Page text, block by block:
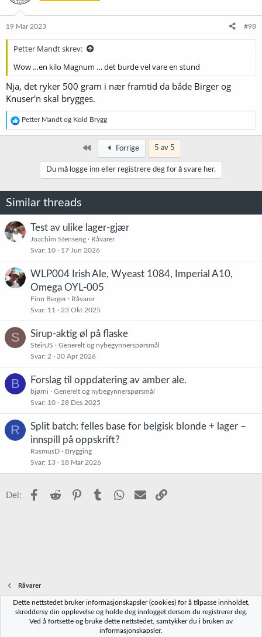
19 Mar 2023 #98
Petter Mandt skrev:
Wow …en kilo Magnum … det burde vel vare en stund
Nja, det ryker 500 gram i nær framtid da både Birger og
Knuser'n skal brygges.
R
e
a
r
Petter Mandt og Kold Brygg
Først Forrige 5 av 5
Du må logge inn eller registrere deg for å svare her.
Similar threads
Test av ulike lager-gjær
Joachim Stenseng
Råvarer
Svar 10 17 Jun 2026
WLP004 Irish Ale, Wyeast 1084, Imperial A10,
Omega OYL-005
Finn Berger
Råvarer
Svar 11 23 Okt 2025
S Sirup-aktig øl på flaske
SteinJS
Generelt og nybegynnerspørsmål
Svar 2 30 Apr 2026
B Forslag til oppdatering av amber ale.
bjørni
Generelt og nybegynnerspørsmål
Svar 10 28 Des 2025
R
Split batch: felles base for belgisk blonde + lager –
innspill på oppskrift?
RasmusD
Brygging
Svar 13 18 Mar 2026
Del: Facebook
Reddit PinterestTumblr WhatsApp
E-post
Råvarer
Norbrygg-default
Vilkår og regler Personvernregler
Dette nettstedet bruker informasjonskapsler (cookies) for å tilpasse innholdet,
skreddersy din opplevelse og holde deg innlogget dersom du registrerer deg.
Ved å fortsette og bruke dette nettstedet, samtykker du i bruken av
informasjonskapsler.